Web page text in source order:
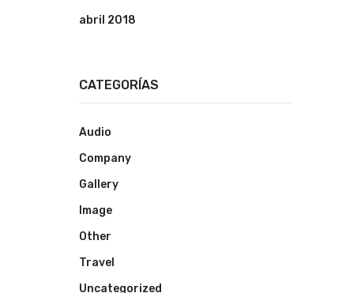
abril 2018
CATEGORÍAS
Audio
Company
Gallery
Image
Other
Travel
Uncategorized